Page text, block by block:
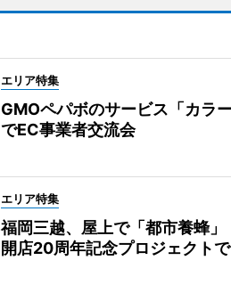
エリア特集
GMOペパボのサービス「カラ
でEC事業者交流会
エリア特集
福岡三越、屋上で「都市養蜂」
開店20周年記念プロジェクトで